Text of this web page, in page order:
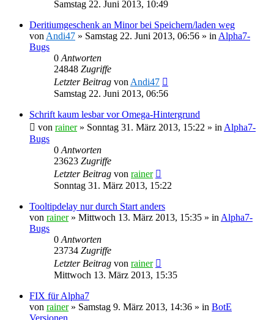
Samstag 22. Juni 2013, 10:49
Deritiumgeschenk an Minor bei Speichern/laden weg
von Andi47 » Samstag 22. Juni 2013, 06:56 » in Alpha7-
Bugs
0 Antworten
24848 Zugriffe
Letzter Beitrag von Andi47
Samstag 22. Juni 2013, 06:56
Schrift kaum lesbar vor Omega-Hintergrund
von rainer» Sonntag 31. März 2013, 15:22 » in Alpha7-
Bugs
0 Antworten
23623 Zugriffe
Letzter Beitrag von rainer
Sonntag 31. März 2013, 15:22
Tooltipdelay nur durch Start anders
von rainer» Mittwoch 13. März 2013, 15:35 » in Alpha7-
Bugs
0 Antworten
23734 Zugriffe
Letzter Beitrag von rainer
Mittwoch 13. März 2013, 15:35
FIX für Alpha7
von rainer» Samstag 9. März 2013, 14:36 » in BotE
Versionen